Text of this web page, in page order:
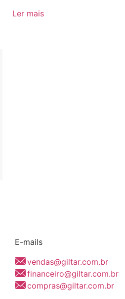
Ler mais
E-mails
vendas@giltar.com.br
financeiro@giltar.com.br
compras@giltar.com.br